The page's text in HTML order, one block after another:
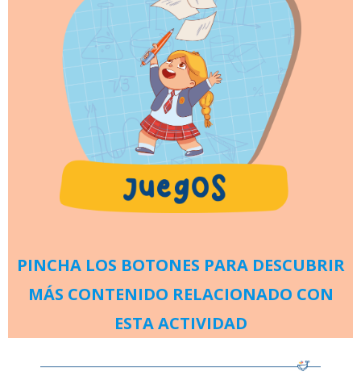
PINCHA LOS BOTONES PARA DESCUBRIR
MÁS CONTENIDO RELACIONADO CON
ESTA ACTIVIDAD